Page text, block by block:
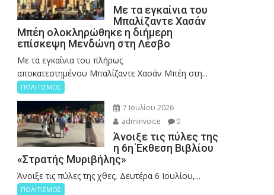
Με τα εγκαίνια του
Μπαλίζαντε Χασάν
Μπέη ολοκληρώθηκε η διήμερη
επίσκεψη Μενδώνη στη Λέσβο
Με τα εγκαίνια του πλήρως
αποκατεστημένου Μπαλίζαντε Χασάν Μπέη στη...
ΠΟΛΙΤΙΣΜΟΣ
7 Ιουλίου 2026
adminvoice
0
Άνοιξε τις πύλες της
η 6η Έκθεση Βιβλίου
«Στρατής Μυριβήλης»
Άνοιξε τις πύλες της χθες, Δευτέρα 6 Ιουλίου,...
ΠΟΛΙΤΙΣΜΟΣ